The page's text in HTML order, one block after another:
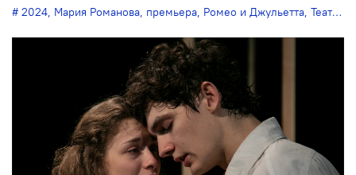
2024, Мария Романова, премьера, Ромео и Джульетта, Театр имени Ленсовета